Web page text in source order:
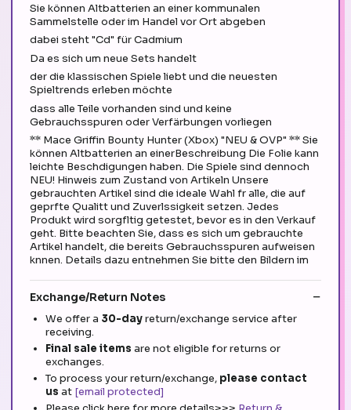
Sie können Altbatterien an einer kommunalen
Sammelstelle oder im Handel vor Ort abgeben
dabei steht "Cd" für Cadmium
Da es sich um neue Sets handelt
der die klassischen Spiele liebt und die neuesten
Spieltrends erleben möchte
dass alle Teile vorhanden sind und keine
Gebrauchsspuren oder Verfärbungen vorliegen
** Mace Griffin Bounty Hunter (Xbox) "NEU & OVP" ** Sie
können Altbatterien an einerBeschreibung Die Folie kann
leichte Beschdigungen haben. Die Spiele sind dennoch
NEU! Hinweis zum Zustand von Artikeln Unsere
gebrauchten Artikel sind die ideale Wahl fr alle, die auf
geprfte Qualitt und Zuverlssigkeit setzen. Jedes
Produkt wird sorgfltig getestet, bevor es in den Verkauf
geht. Bitte beachten Sie, dass es sich um gebrauchte
Artikel handelt, die bereits Gebrauchsspuren aufweisen
knnen. Details dazu entnehmen Sie bitte den Bildern im
Exchange/Return Notes
We offer a 30-dayreturn/exchange service after
receiving.
Final sale items are not eligible for returns or
exchanges.
To process your return/exchange, please contact
us at [email protected]